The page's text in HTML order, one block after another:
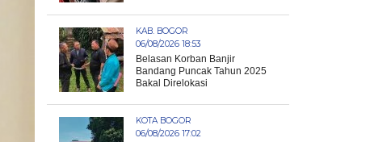
KAB. BOGOR
06/08/2026 18:53
Belasan Korban Banjir
Bandang Puncak Tahun 2025
Bakal Direlokasi
KOTA BOGOR
06/08/2026 17:02